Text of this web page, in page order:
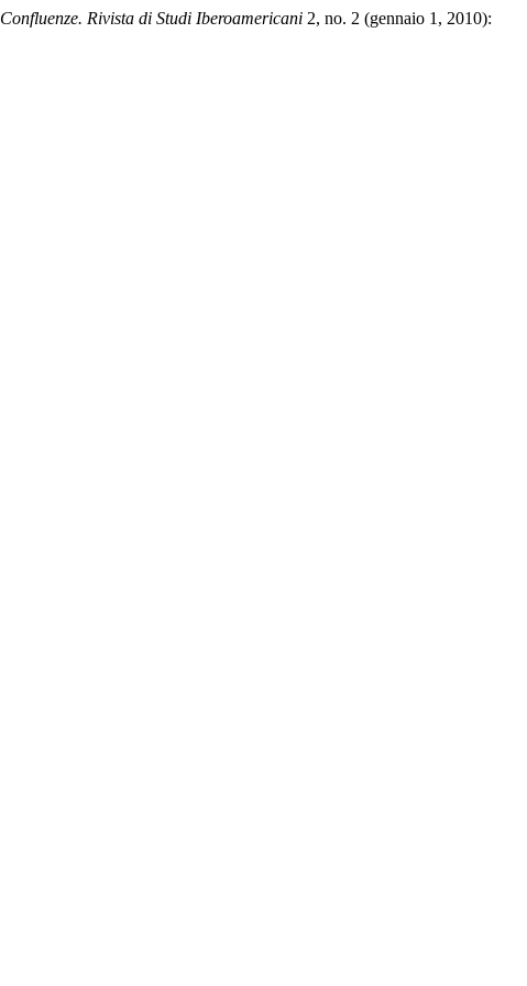
Confluenze. Rivista di Studi Iberoamericani 2, no. 2 (gennaio 1, 2010):